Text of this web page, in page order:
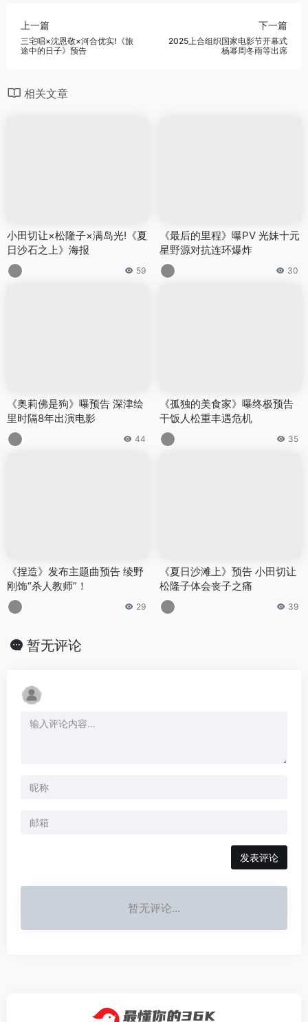
上一篇
三宅唱×沈恩敬×河合优实!《旅
途中的日子》预告
下一篇
2025上合组织国家电影节开幕式
杨幂周冬雨等出席
相关文章
小田切让×松隆子×满岛光!《夏
日沙石之上》海报
59
《最后的里程》曝PV 光妹十元
星野源对抗连环爆炸
30
《奥莉佛是狗》曝预告 深津绘
里时隔8年出演电影
44
《孤独的美食家》曝终极预告
干饭人松重丰遇危机
35
《捏造》发布主题曲预告 绫野
刚饰“杀人教师”！
29
《夏日沙滩上》预告 小田切让
松隆子体会丧子之痛
39
暂无评论
发表评论
暂无评论...